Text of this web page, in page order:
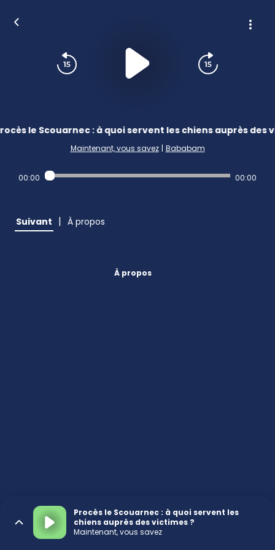
le Scouarnec : à quoi servent les chiens auprès des
Maintenant, vous savez | Bababam
00:00 00:00
Suivant | À propos
À propos
Procès le Scouarnec : à quoi servent les
chiens auprès des victimes ?
Maintenant, vous savez